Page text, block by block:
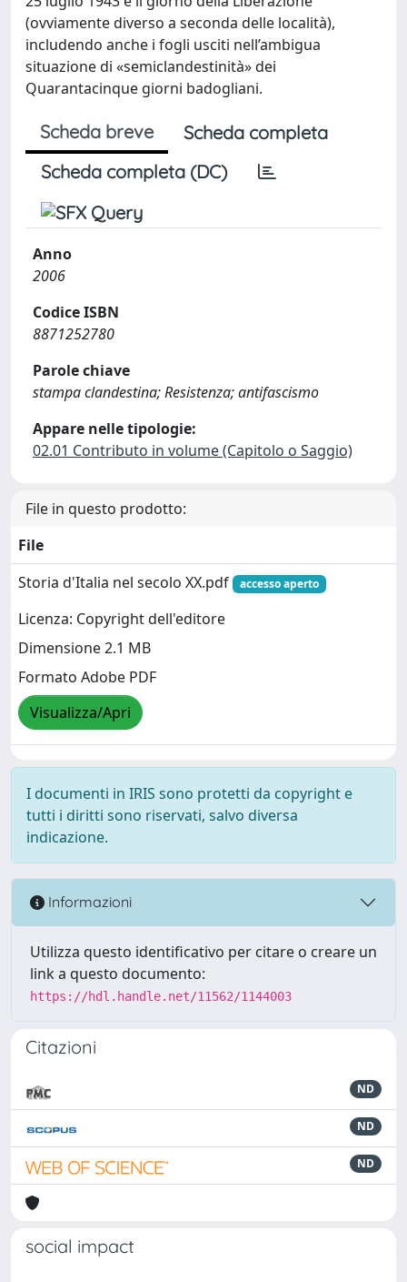
(ovviamente diverso a seconda delle località),
includendo anche i fogli usciti nell’ambigua
situazione di «semiclandestinità» dei
Quarantacinque giorni badogliani.
Scheda breve
Scheda completa
Scheda completa (DC)
Anno
2006
Codice ISBN
8871252780
Parole chiave
stampa clandestina; Resistenza; antifascismo
Appare nelle tipologie:
02.01 Contributo in volume (Capitolo o Saggio)
File in questo prodotto:
File
Storia d'Italia nel secolo XX.pdf
accesso aperto
Licenza: Copyright dell'editore
Dimensione 2.1 MB
Formato Adobe PDF
Visualizza/Apri
I documenti in IRIS sono protetti da copyright e
tutti i diritti sono riservati, salvo diversa
indicazione.
Informazioni
Utilizza questo identificativo per citare o creare un
link a questo documento:
https://hdl.handle.net/11562/1144003
Citazioni
ND
ND
ND
social impact